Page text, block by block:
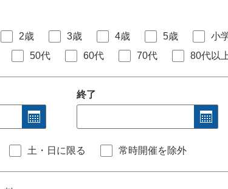
2歳 3歳 4歳 5歳 小
50代 60代 70代 80代以
終了
土・日に限る 常時開催を除外